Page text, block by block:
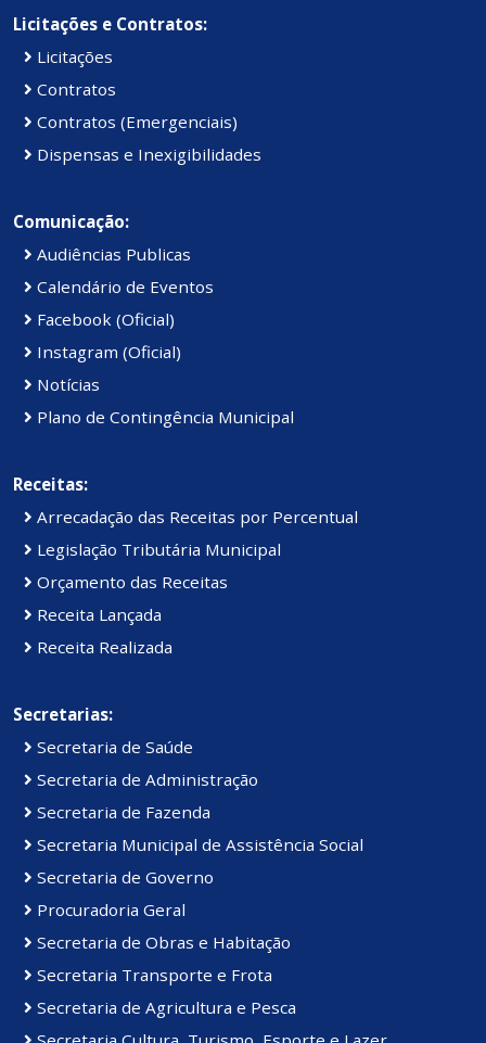
Licitações e Contratos:
Licitações
Contratos
Contratos (Emergenciais)
Dispensas e Inexigibilidades
Comunicação:
Audiências Publicas
Calendário de Eventos
Facebook (Oficial)
Instagram (Oficial)
Notícias
Plano de Contingência Municipal
Receitas:
Arrecadação das Receitas por Percentual
Legislação Tributária Municipal
Orçamento das Receitas
Receita Lançada
Receita Realizada
Secretarias:
Secretaria de Saúde
Secretaria de Administração
Secretaria de Fazenda
Secretaria Municipal de Assistência Social
Secretaria de Governo
Procuradoria Geral
Secretaria de Obras e Habitação
Secretaria Transporte e Frota
Secretaria de Agricultura e Pesca